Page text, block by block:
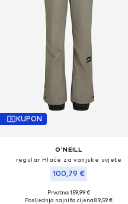
KUPON
O'NEILL
regular Hlače za vanjske uvjete
100,79 €
Dostupne veličine: XS, S, M, L, XL
Prvotno: 159,99 €
Posljednja najniža cijena:89,59 €